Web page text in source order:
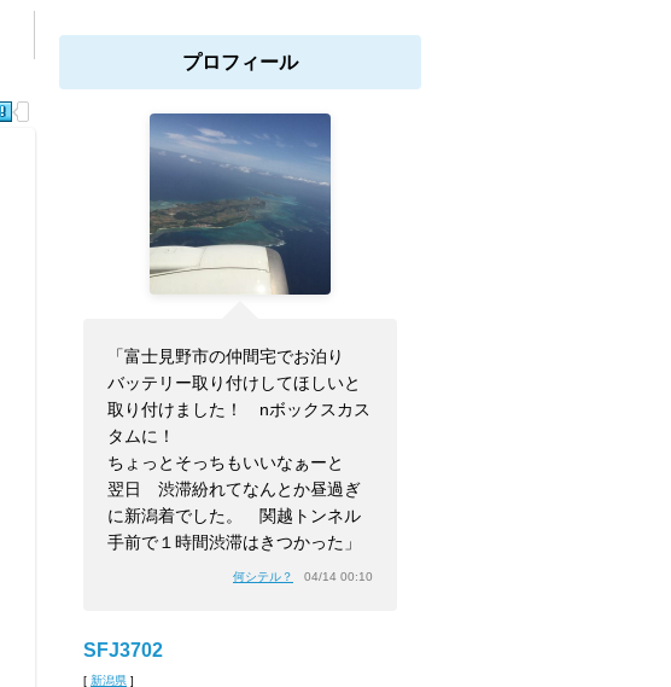
プロフィール
「富士見野市の仲間宅でお泊り
バッテリー取り付けしてほしいと
取り付けました！ nボックスカス
タムに！
ちょっとそっちもいいなぁーと
翌日 渋滞紛れてなんとか昼過ぎ
に新潟着でした。 関越トンネル
手前で１時間渋滞はきつかった」
何シテル？ 04/14 00:10
SFJ3702
[ 新潟県 ]